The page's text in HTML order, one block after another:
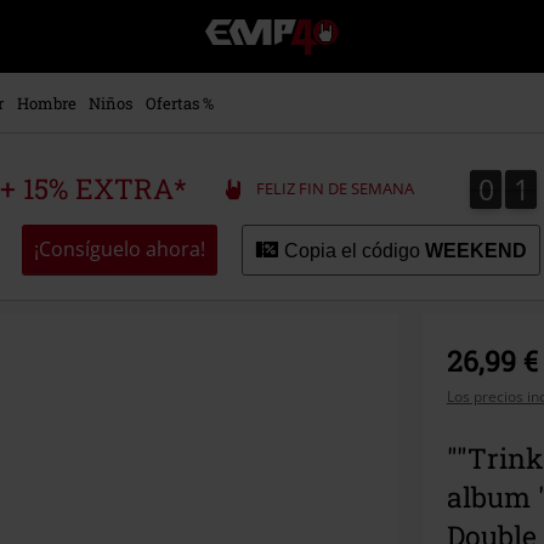
EMP
-
Música,
Merch
Ropa
Alternativa
Hombre Niños Ofertas %
15% EXTRA* FELIZ FIN DE SEMANA 0
0 1
1
¡Consíguelo ahora! Copia el código WEEKEND
26,99 €
Los precios
""Trink
album